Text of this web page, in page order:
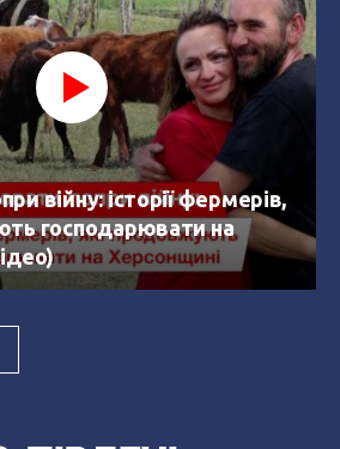
війну: історії фермерів,
господарювати на